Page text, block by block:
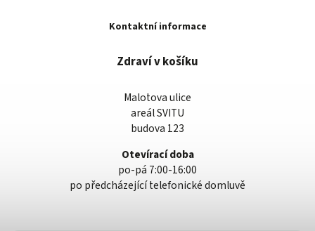
Kontaktní informace
Zdraví v košíku
Malotova ulice
areál SVITU
budova 123
Otevírací doba
po-pá 7:00-16:00
po předcházející telefonické domluvě